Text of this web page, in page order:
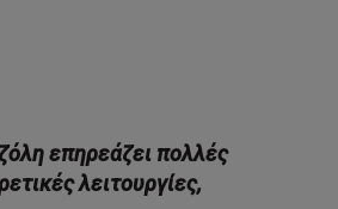
επηρεάζει πολλές
λειτουργίες,